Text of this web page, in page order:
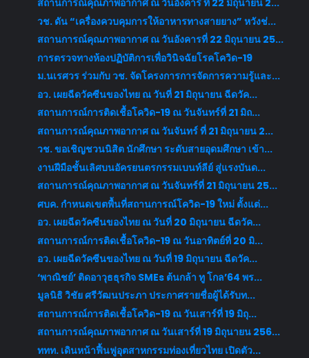
สถานการณ์คุณภาพอากาศ ณ วันอังคาร ที่ 22 มิถุนายน 2...
วช. ดัน “เครื่องควบคุมการให้อาหารทางสายยาง” หวังช่...
สถานการณ์คุณภาพอากาศ ณ วันอังคารที่ 22 มิถุนายน 25...
การตรวจทางห้องปฏิบัติการเพื่อวินิจฉัยโรคโควิด-19
ม.นเรศวร ร่วมกับ วช. จัดโครงการการจัดการความรู้และ...
อว. เผยฉีดวัคซีนของไทย ณ วันที่ 21 มิถุนายน ฉีดวัค...
สถานการณ์การติดเชื้อโควิด-19 ณ วันจันทร์ที่ 21 มิถ...
สถานการณ์คุณภาพอากาศ ณ วันจันทร์ ที่ 21 มิถุนายน 2...
วช. ขอเชิญชวนนิสิต นักศึกษา ระดับสายอุดมศึกษา เข้า...
งานฝีมือชั้นเลิศบนอัครยนตรกรรมเบนท์ลีย์ สู่แรงบันด...
สถานการณ์คุณภาพอากาศ ณ วันจันทร์ที่ 21 มิถุนายน 25...
ศบค. กำหนดเขตพื้นที่สถานการณ์โควิด-19 ใหม่ ตั้งแต่...
อว. เผยฉีดวัคซีนของไทย ณ วันที่ 20 มิถุนายน ฉีดวัค...
สถานการณ์การติดเชื้อโควิด-19 ณ วันอาทิตย์ที่ 20 มิ...
อว. เผยฉีดวัคซีนของไทย ณ วันที่ 19 มิถุนายน ฉีดวัค...
‘พาณิชย์’ ติดอาวุธธุรกิจ SMEs ต้นกล้า ทู โกล’64 พร...
มูลนิธิ วิชัย ศรีวัฒนประภา ประกาศรายชื่อผู้ได้รับท...
สถานการณ์การติดเชื้อโควิด-19 ณ วันเสาร์ที่ 19 มิถุ...
สถานการณ์คุณภาพอากาศ ณ วันเสาร์ที่ 19 มิถุนายน 256...
ททท. เดินหน้าฟื้นฟูอุตสาหกรรมท่องเที่ยวไทย เปิดตัว...